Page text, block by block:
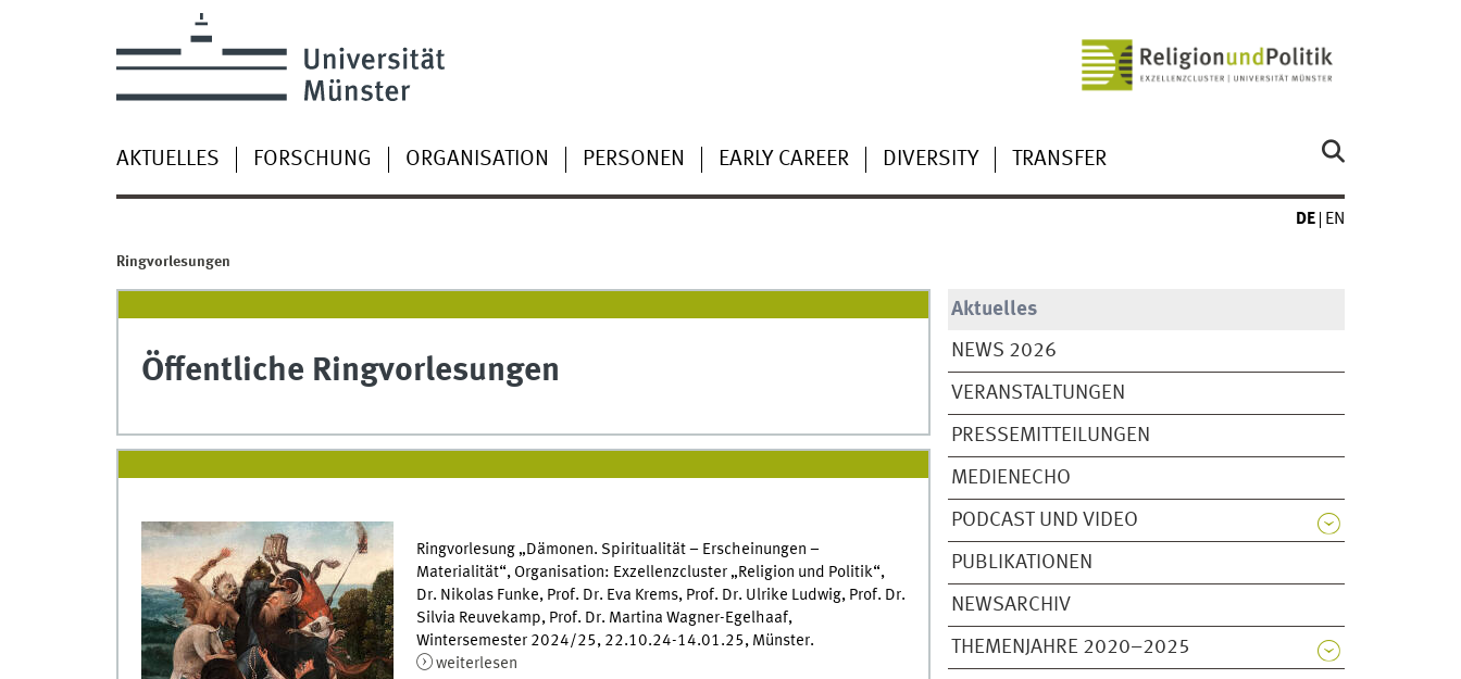
AKTUELLES FORSCHUNG ORGANISATION PERSONEN EARLY CAREER DIVERSITY TRANSFER
DE EN
Ringvorlesungen
Aktuelles
NEWS 2026
VERANSTALTUNGEN
PRESSEMITTEILUNGEN
MEDIENECHO
PODCAST UND VIDEO
PUBLIKATIONEN
NEWSARCHIV
THEMENJAHRE 2020–2025
Öffentliche Ringvorlesungen
Ringvorlesung „Dämonen. Spiritualität – Erscheinungen –
Materialität“, Organisation: Exzellenzcluster „Religion und Politik“,
Dr. Nikolas Funke, Prof. Dr. Eva Krems, Prof. Dr. Ulrike Ludwig, Prof. Dr.
Silvia Reuvekamp, Prof. Dr. Martina Wagner-Egelhaaf,
Wintersemester 2024/25, 22.10.24-14.01.25, Münster.
weiterlesen